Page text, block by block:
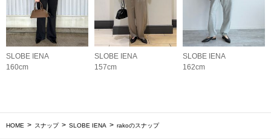
SLOBE IENA
160cm
SLOBE IENA
157cm
SLOBE IENA
162cm
HOME スナップ SLOBE IENA rakoのスナップ